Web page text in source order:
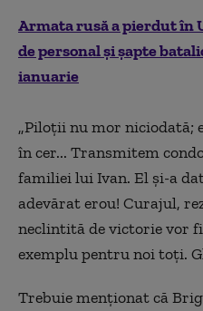
Armata rusă a pierdut în
de personal și șapte
ianuarie
„Piloții nu mor niciodată;
în cer... Transmitem
familiei lui Ivan. El și-a
adevărat erou! Curajul,
neclintită de victorie vor
exemplu pentru noi toți.
Trebuie menționat că